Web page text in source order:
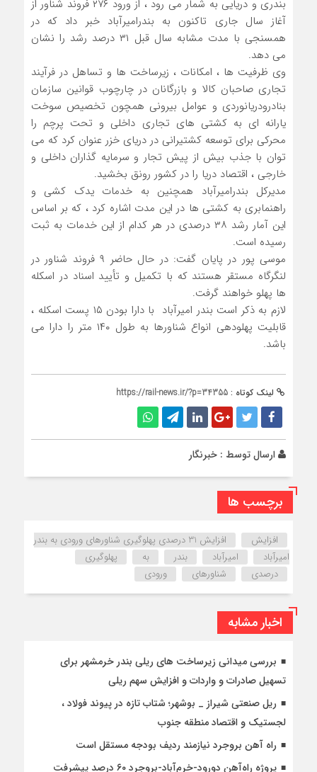
بندری و دریایی به شمار می رود ، از ورود ۲۷۶ فروند شناور از
آغاز سال جاری تاکنون به بندرامیرآباد خبر داد که در
همسنجی با مدت مشابه سال قبل ۳۱ درصد رشد را نشان
می دهد.
وی ظرفیت ها ، امکانات ، زیرساخت ها و تساهل در فرآیند
تجاری صاحبان کالا و بازرگانان در چارچوب قوانین سازمان
بنادرودریانوردی و عوامل بیرونی همچون تخصیص سوخت
یارانه ای به کشتی های تجاری داخلی و تحت پرچم را
محرکی برای توسعه کشتیرانی در دریای خزر عنوان کرد که می
توان با جذب بیش از پیش تجار و سرمایه گذاران داخلی و
خارجی ، اقتصاد دریا را در کشور رونق بخشید.
مدیرکل بندرامیرآباد همچنین به خدمات یدک کشی و
راهنمابری به کشتی ها در این مدت اشاره کرد ، که بر اساس
این آمار رشد ۳۸ درصدی در هر کدام از این خدمات به ثبت
رسیده است.
موسی پور در پایان گفت: در حال حاضر ۹ فروند شناور در
لنگرگاه مستقر هستند که با تکمیل و تأیید اسناد در اسکله
ها پهلو خواهند گرفت.
لازم به ذکر است بندر امیرآباد با دارا بودن ۱۵ پست اسکله ،
قابلیت پهلودهی انواع شناورها به طول ۱۴۰ متر را دارا می
باشد.
لینک کوتاه : https://rail-news.ir/?p=34355
ارسال توسط : خبرنگار
برچسب ها
افزایش
افزایش 31 درصدی پهلوگیری شناورهای ورودی به بندر
امیرآباد
امیرآباد بندر به
پهلوگیری
درصدی
شناورهای ورودی
اخبار مشابه
بررسی میدانی زیرساخت های ریلی بندر خرمشهر برای
تسهیل صادرات و واردات و افزایش سهم ریلی
ریل صنعتی شیراز _ بوشهر؛ شتاب تازه در پیوند فولاد ،
لجستیک و اقتصاد منطقه جنوب
راه آهن بروجرد نیازمند ردیف بودجه مستقل است
پروژه راه‌آهن دورود-خرم‌آباد-بروجرد ۶۰ درصد پیشرفت